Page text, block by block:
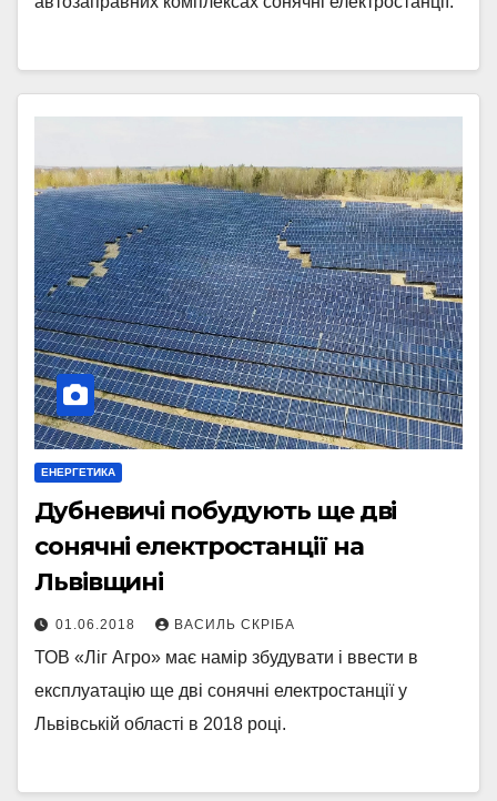
ЕНЕРГЕТИКА
Дубневичі побудують ще дві
сонячні електростанції на
Львівщині
01.06.2018 ВАСИЛЬ СКРІБА
ТОВ «Ліг Агро» має намір збудувати і ввести в
експлуатацію ще дві сонячні електростанції у
Львівській області в 2018 році.